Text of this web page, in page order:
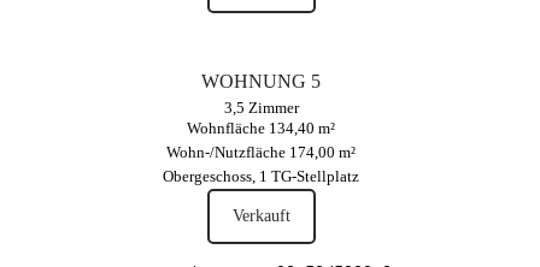
WOHNUNG 5
3,5 Zimmer
Wohnfläche 134,40 m²
Wohn-/Nutzfläche 174,00 m²
Obergeschoss, 1 TG-Stellplatz
Verkauft